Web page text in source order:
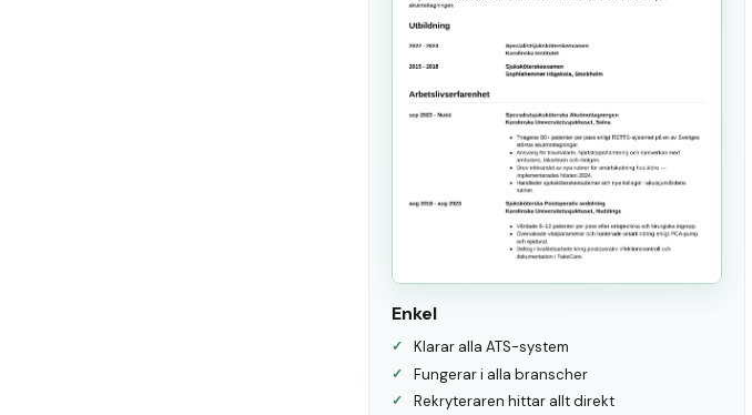
Enkel
Klarar alla ATS-system
Fungerar i alla branscher
Rekryteraren hittar allt direkt